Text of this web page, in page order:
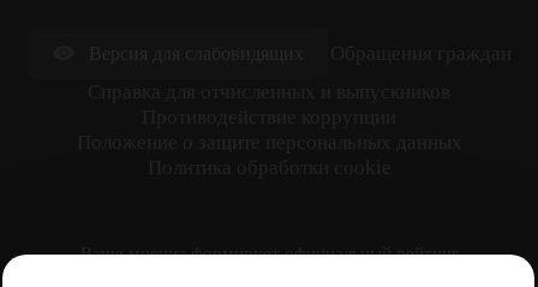
Ваше мнение формирует официальный рейтинг